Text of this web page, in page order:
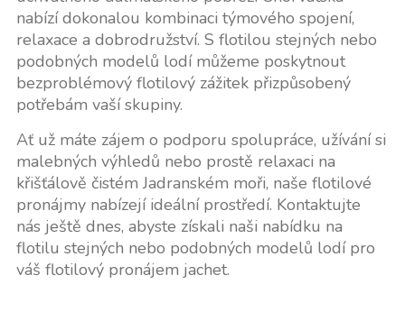
nabízí dokonalou kombinaci týmového spojení,
relaxace a dobrodružství. S flotilou stejných nebo
podobných modelů lodí můžeme poskytnout
bezproblémový flotilový zážitek přizpůsobený
potřebám vaší skupiny.
Ať už máte zájem o podporu spolupráce, užívání si
malebných výhledů nebo prostě relaxaci na
křišťálově čistém Jadranském moři, naše flotilové
pronájmy nabízejí ideální prostředí. Kontaktujte
nás ještě dnes, abyste získali naši nabídku na
flotilu stejných nebo podobných modelů lodí pro
váš flotilový pronájem jachet.